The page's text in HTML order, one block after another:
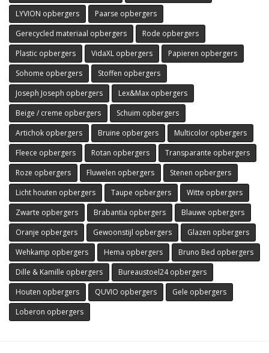
LYVION opbergers
Paarse opbergers
Gerecycled materiaal opbergers
Rode opbergers
Plastic opbergers
VidaXL opbergers
Papieren opbergers
Sohome opbergers
Stoffen opbergers
Joseph Joseph opbergers
Lex&Max opbergers
Beige / creme opbergers
Schuim opbergers
Artichok opbergers
Bruine opbergers
Multicolor opbergers
Fleece opbergers
Rotan opbergers
Transparante opbergers
Roze opbergers
Fluwelen opbergers
Stenen opbergers
Licht houten opbergers
Taupe opbergers
Witte opbergers
Zwarte opbergers
Brabantia opbergers
Blauwe opbergers
Oranje opbergers
Gewoonstijl opbergers
Glazen opbergers
Wehkamp opbergers
Hema opbergers
Bruno Bed opbergers
Dille & Kamille opbergers
Bureaustoel24 opbergers
Houten opbergers
QUVIO opbergers
Gele opbergers
Loberon opbergers